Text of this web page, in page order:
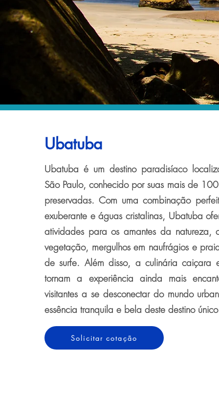
Ubatuba
Ubatuba é um destino paradisíaco
São Paulo, conhecido por suas mais de
preservadas. Com uma combinação
exuberante e águas cristalinas, Ubatuba
atividades para os amantes da natureza,
vegetação, mergulhos em naufrágios e
de surfe. Além disso, a culinária caiçara
tornam a experiência ainda mais
visitantes a se desconectar do mundo
essência tranquila e bela deste destino
Solicitar cotação